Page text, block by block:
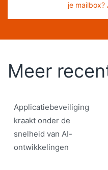
je mailbox?
Meer
Applicatiebeveiliging
kraakt onder de
snelheid van AI-
ontwikkelingen